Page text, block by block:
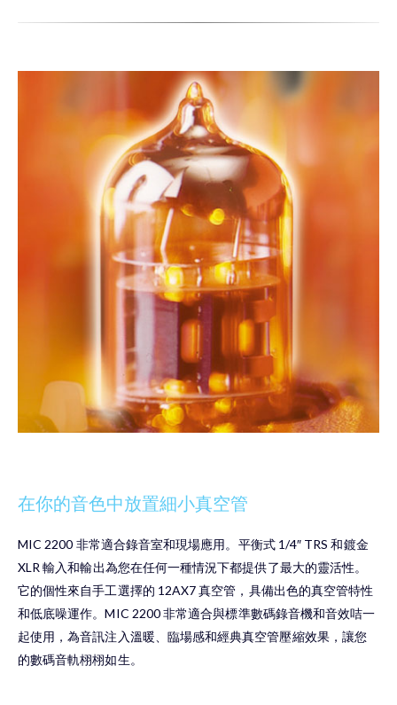
在你的音色中放置細小真空管
MIC 2200 非常適合錄音室和現場應用。平衡式 1/4″ TRS 和鍍金
XLR 輸入和輸出為您在任何一種情況下都提供了最大的靈活性。
它的個性來自手工選擇的 12AX7 真空管，具備出色的真空管特性
和低底噪運作。MIC 2200 非常適合與標準數碼錄音機和音效咭一
起使用，為音訊注入溫暖、臨場感和經典真空管壓縮效果，讓您
的數碼音軌栩栩如生。